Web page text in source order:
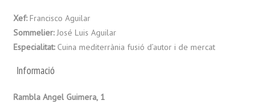
Xef:Francisco Aguilar
Sommelier:José Luis Aguilar
Especialitat:Cuina mediterrània fusió d’autor i de mercat
Informació
Rambla Angel Guimera, 1